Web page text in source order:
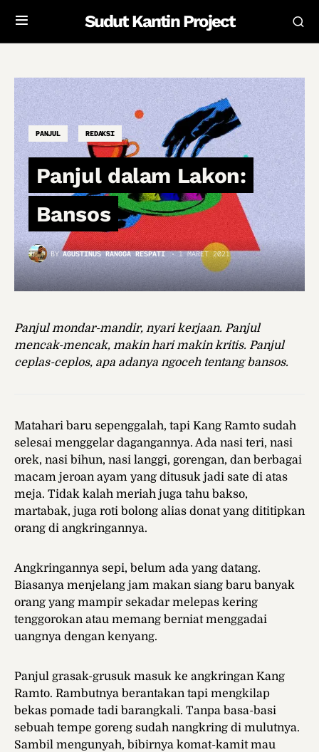
Sudut Kantin Project
PANJUL REDAKSI
Panjul dalam Lakon:
Bansos
BY AGUSTINUS RANGGA RESPATI 1 MARET 2021
Panjul mondar-mandir, nyari kerjaan. Panjul
mencak-mencak, makin hari makin kritis. Panjul
ceplas-ceplos, apa adanya ngoceh tentang bansos.
Matahari baru sepenggalah, tapi Kang Ramto sudah
selesai menggelar dagangannya. Ada nasi teri, nasi
orek, nasi bihun, nasi langgi, gorengan, dan berbagai
macam jeroan ayam yang ditusuk jadi sate di atas
meja. Tidak kalah meriah juga tahu bakso,
martabak, juga roti bolong alias donat yang dititipkan
orang di angkringannya.
Angkringannya sepi, belum ada yang datang.
Biasanya menjelang jam makan siang baru banyak
orang yang mampir sekadar melepas kering
tenggorokan atau memang berniat menggadai
uangnya dengan kenyang.
Panjul grasak-grusuk masuk ke angkringan Kang
Ramto. Rambutnya berantakan tapi mengkilap
bekas pomade tadi barangkali. Tanpa basa-basi
sebuah tempe goreng sudah nangkring di mulutnya.
Sambil mengunyah, bibirnya komat-kamit mau